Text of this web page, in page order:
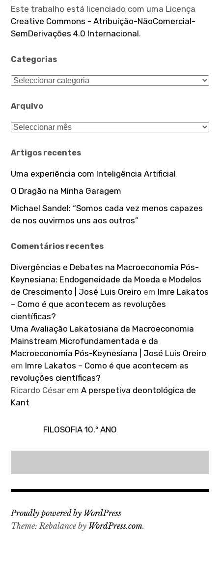
Este trabalho está licenciado com uma Licença
Creative Commons - Atribuição-NãoComercial-
SemDerivações 4.0 Internacional.
Categorias
Categorias
Arquivo
Arquivo
Artigos recentes
Uma experiência com Inteligência Artificial
O Dragão na Minha Garagem
Michael Sandel: “Somos cada vez menos capazes
de nos ouvirmos uns aos outros”
Comentários recentes
Divergências e Debates na Macroeconomia Pós-
Keynesiana: Endogeneidade da Moeda e Modelos
de Crescimento | José Luis Oreiro em Imre Lakatos
– Como é que acontecem as revoluções
científicas?
Uma Avaliação Lakatosiana da Macroeconomia
Mainstream Microfundamentada e da
Macroeconomia Pós-Keynesiana | José Luis Oreiro
em Imre Lakatos – Como é que acontecem as
revoluções científicas?
Ricardo César emA perspetiva deontológica de
Kant
FILOSOFIA 10.º ANO
Proudly powered by WordPress
Theme: Rebalance by WordPress.com.